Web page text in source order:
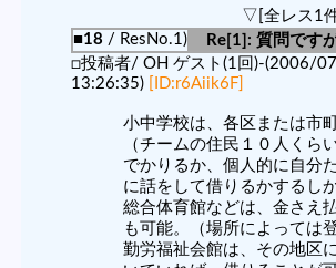
▽[全レス1
■18 / ResNo.1)
Re[1]: 質問ですが
□投稿者/ OH ゲスト(1回)-(2006/
13:26:35) [ID:r6Aiik6F]
小中学校は、各区または市
（チームの住民１０人くら
でかりるか、個人的に自分
に話をして借りるかするし
総合体育館などは、金さえ
も可能。（場所によっては
勤労福祉会館は、その地区